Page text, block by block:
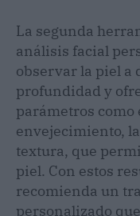
La segunda
análisis facial
observar la piel a
profundidad y
parámetros
envejecimiento,
textura, que
piel. Con estos
recomienda un
personalizado